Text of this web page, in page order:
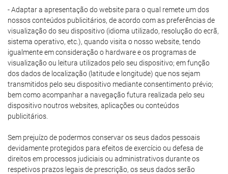
- Adaptar a apresentação do website para o qual remete um dos
nossos conteúdos publicitários, de acordo com as preferências de
visualização do seu dispositivo (idioma utilizado, resolução do ecrã,
sistema operativo, etc.), quando visita o nosso website, tendo
igualmente em consideração o hardware e os programas de
visualização ou leitura utilizados pelo seu dispositivo; em função
dos dados de localização (latitude e longitude) que nos sejam
transmitidos pelo seu dispositivo mediante consentimento prévio;
bem como acompanhar a navegação futura realizada pelo seu
dispositivo noutros websites, aplicações ou conteúdos
publicitários.
Sem prejuízo de podermos conservar os seus dados pessoais
devidamente protegidos para efeitos de exercício ou defesa de
direitos em processos judiciais ou administrativos durante os
respetivos prazos legais de prescrição, os seus dados serão